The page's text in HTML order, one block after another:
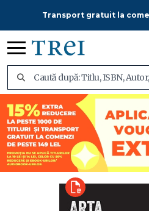
Transport gratuit la